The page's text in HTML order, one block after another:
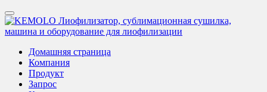
Домашняя страница
Компания
Продукт
Запрос